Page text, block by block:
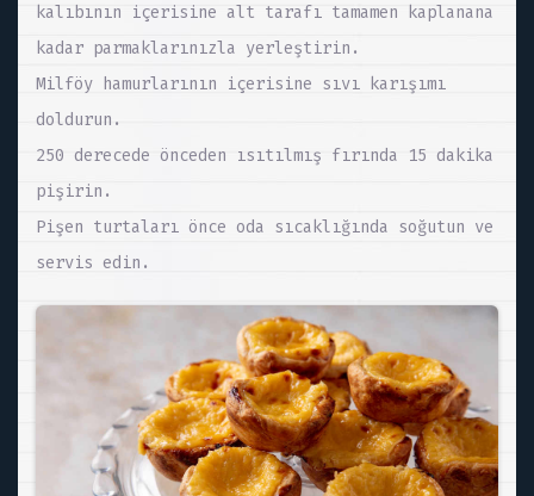
kalıbının içerisine alt tarafı tamamen kaplanana
kadar parmaklarınızla yerleştirin.
Milföy hamurlarının içerisine sıvı karışımı
doldurun.
250 derecede önceden ısıtılmış fırında 15 dakika
pişirin.
Pişen turtaları önce oda sıcaklığında soğutun ve
servis edin.